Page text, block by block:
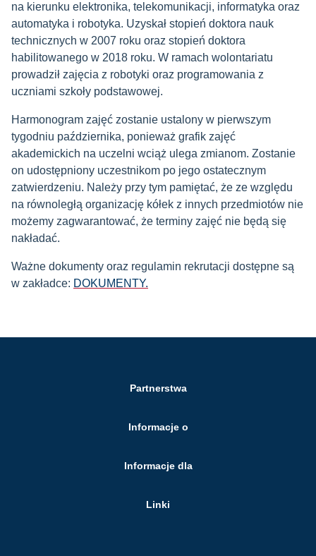
na kierunku elektronika, telekomunikacji, informatyka oraz
automatyka i robotyka. Uzyskał stopień doktora nauk
technicznych w 2007 roku oraz stopień doktora
habilitowanego w 2018 roku. W ramach wolontariatu
prowadził zajęcia z robotyki oraz programowania z
uczniami szkoły podstawowej.
Harmonogram zajęć zostanie ustalony w pierwszym
tygodniu października, ponieważ grafik zajęć
akademickich na uczelni wciąż ulega zmianom. Zostanie
on udostępniony uczestnikom po jego ostatecznym
zatwierdzeniu. Należy przy tym pamiętać, że ze względu
na równoległą organizację kółek z innych przedmiotów nie
możemy zagwarantować, że terminy zajęć nie będą się
nakładać.
Ważne dokumenty oraz regulamin rekrutacji dostępne są
w zakładce: DOKUMENTY.
Partnerstwa
Informacje o
Informacje dla
Linki